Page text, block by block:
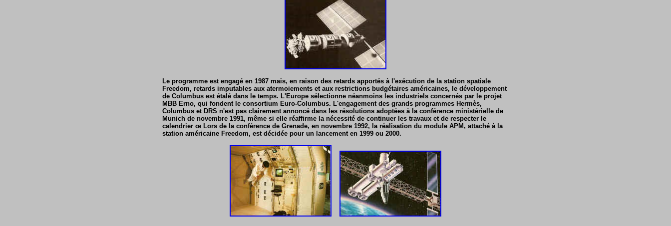
Le programme est engagé en 1987 mais, en raison des retards apportés à l'exécution de la station spatiale
Freedom, retards imputables aux atermoiements et aux restrictions budgétaires américaines, le développement
de Columbus est étalé dans le temps. L'Europe sélectionne néanmoins les industriels concernés par le projet
MBB Erno, qui fondent le consortium Euro-Columbus. L'engagement des grands programmes Hermès,
Columbus et DRS n'est pas clairement annoncé dans les résolutions adoptées à la conférence ministérielle de
Munich de novembre 1991, même si elle réaffirme la nécessité de continuer les travaux et de respecter le
calendrier œ Lors de la conférence de Grenade, en novembre 1992, la réalisation du module APM, attaché à la
station américaine Freedom, est décidée pour un lancement en 1999 ou 2000.